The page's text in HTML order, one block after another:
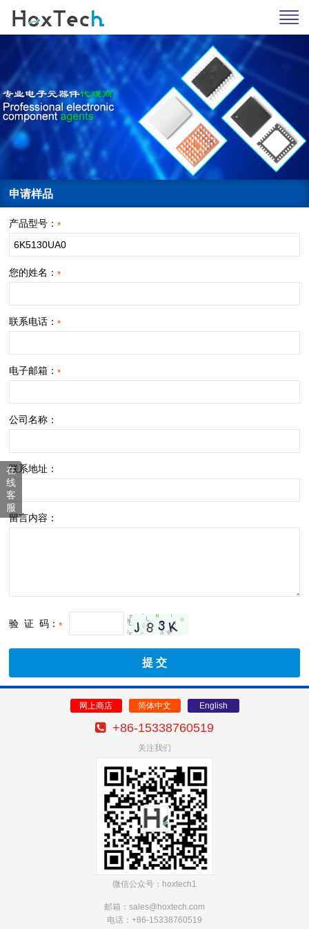
申请样品
产品型号：*
您的姓名：*
联系电话：*
电子邮箱：*
公司名称：
联系地址：
留言内容：
验 证 码：*
网上商店 简体中文 English
+86-15338760519
关注我们
微信公众号：hoxtech1
邮箱：sales@hoxtech.com
电话：+86-15338760519
在
线
客
服